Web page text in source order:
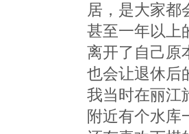
居，是大家都
甚至一年以上
离开了自己原
也会让退休后
我当时在丽江
附近有个水库